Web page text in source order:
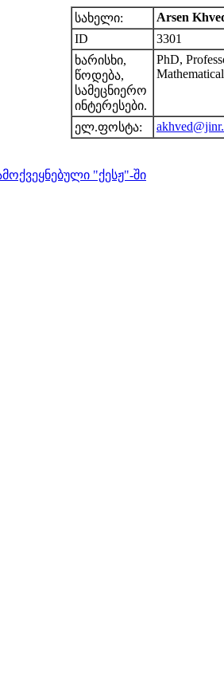
სახელი:
Arsen
ID
3301
ხარისხი,
წოდება,
სამეცნიერო
ინტერესები.
PhD,
ელ.ფოსტა:
"ქესჟ"-ში